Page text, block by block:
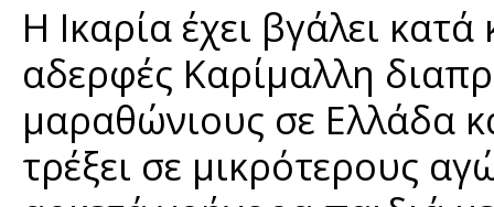
Η Ικαρία έχει βγάλει
αδερφές Καρίμαλλη
μαραθώνιους σε Ελλάδα
τρέξει σε μικρότερους